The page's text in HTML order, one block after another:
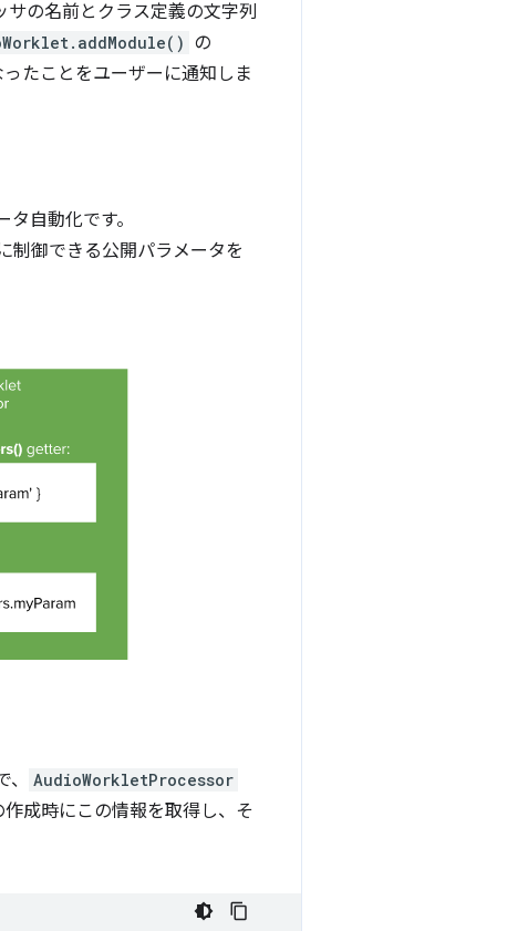
の名前とクラス定義の文字列
の
たことをユーザーに通知しま
自動化です。
制御できる公開パラメータを
AudioWorkletProcessor
成時にこの情報を取得し、そ